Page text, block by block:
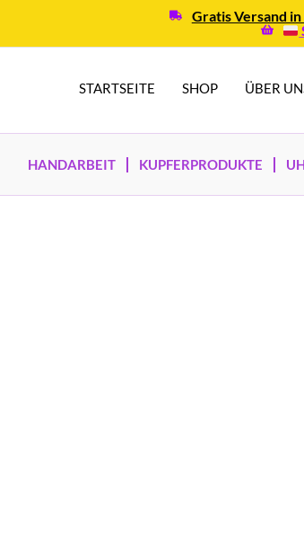
Gratis Versand
STARTSEITE SHOP ÜBER
HANDARBEIT KUPFERPRODUKTE